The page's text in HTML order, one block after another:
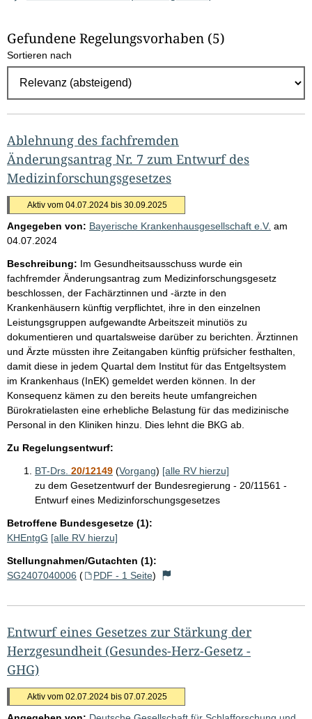
l
E
g
e
b
n
i
s
s
e
p
r
o
S
e
i
t
e
Gefundene Regelungsvorhaben (5)
Sortieren nach
Ablehnung des fachfremden
Änderungsantrag Nr. 7 zum Entwurf des
Medizinforschungsgesetzes
Aktiv vom 04.07.2024 bis 30.09.2025
Angegeben von: Bayerische Krankenhausgesellschaft e.V. am
04.07.2024
Beschreibung: Im Gesundheitsausschuss wurde ein
fachfremder Änderungsantrag zum Medizinforschungsgesetz
beschlossen, der Fachärztinnen und -ärzte in den
Krankenhäusern künftig verpflichtet, ihre in den einzelnen
Leistungsgruppen aufgewandte Arbeitszeit minutiös zu
dokumentieren und quartalsweise darüber zu berichten. Ärztinnen
und Ärzte müssten ihre Zeitangaben künftig prüfsicher festhalten,
damit diese in jedem Quartal dem Institut für das Entgeltsystem
im Krankenhaus (InEK) gemeldet werden können. In der
Konsequenz kämen zu den bereits heute umfangreichen
Bürokratielasten eine erhebliche Belastung für das medizinische
Personal in den Kliniken hinzu. Dies lehnt die BKG ab.
Zu Regelungsentwurf:
BT-Drs. 20/12149 (Vorgang) [alle RV hierzu]
zu dem Gesetzentwurf der Bundesregierung - 20/11561 -
Entwurf eines Medizinforschungsgesetzes
Betroffene Bundesgesetze (1):
KHEntgG [alle RV hierzu]
Stellungnahmen/Gutachten (1):
SG2407040006 ( PDF - 1 Seite)
Entwurf eines Gesetzes zur Stärkung der
Herzgesundheit (Gesundes-Herz-Gesetz -
GHG)
Aktiv vom 02.07.2024 bis 07.07.2025